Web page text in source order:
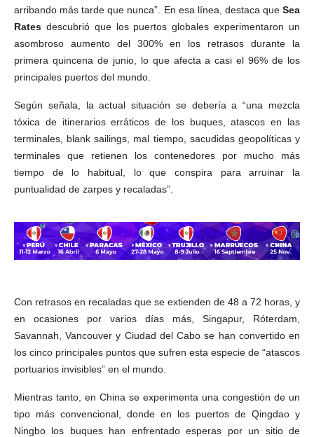
arribando más tarde que nunca”. En esa línea, destaca queSea
Rates descubrió que los puertos globales experimentaron un
asombroso aumento del 300% en los retrasos durante la
primera quincena de junio, lo que afecta a casi el 96% de los
principales puertos del mundo.
Según señala, la actual situación se debería a “una mezcla
tóxica de itinerarios erráticos de los buques, atascos en las
terminales, blank sailings, mal tiempo, sacudidas geopolíticas y
terminales que retienen los contenedores por mucho más
tiempo de lo habitual, lo que conspira para arruinar la
puntualidad de zarpes y recaladas”.
Con retrasos en recaladas que se extienden de 48 a 72 horas, y
en ocasiones por varios días más, Singapur, Róterdam,
Savannah, Vancouver y Ciudad del Cabo se han convertido en
los cinco principales puntos que sufren esta especie de “atascos
portuarios invisibles” en el mundo.
Mientras tanto, en China se experimenta una congestión de un
tipo más convencional, donde en los puertos de Qingdao y
Ningbo los buques han enfrentado esperas por un sitio de